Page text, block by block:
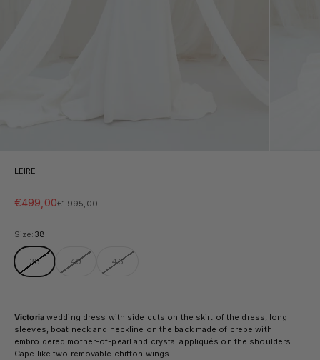
LEIRE
Sale price
€499,00Regular price
€1.995,00
Size: 38
38 40 46
Victoriawedding dress with side cuts on the skirt of the dress, long
sleeves, boat neck and neckline on the back made of crepe with
embroidered mother-of-pearl and crystal appliqués on the shoulders.
Cape like two removable chiffon wings.